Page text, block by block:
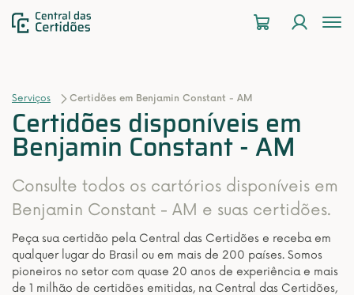
Serviços Certidões em Benjamin Constant - AM
Certidões disponíveis em
Benjamin Constant - AM
Consulte todos os cartórios disponíveis em
Benjamin Constant - AM e suas certidões.
Peça sua certidão pela Central das Certidões e receba em
qualquer lugar do Brasil ou em mais de 200 países. Somos
pioneiros no setor com quase 20 anos de experiência e mais
de 1 milhão de certidões emitidas, na Central das Certidões,